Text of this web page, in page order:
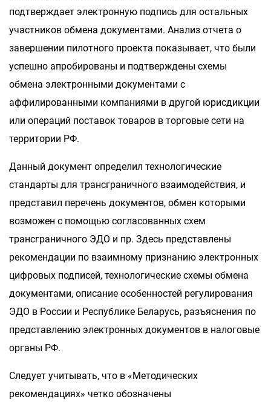
подтверждает электронную подпись для остальных
участников обмена документами. Анализ отчета о
завершении пилотного проекта показывает, что были
успешно апробированы и подтверждены схемы
обмена электронными документами с
аффилированными компаниями в другой юрисдикции
или операций поставок товаров в торговые сети на
территории РФ.
Данный документ определил технологические
стандарты для трансграничного взаимодействия, и
представил перечень документов, обмен которыми
возможен с помощью согласованных схем
трансграничного ЭДО и пр. Здесь представлены
рекомендации по взаимному признанию электронных
цифровых подписей, технологические схемы обмена
документами, описание особенностей регулирования
ЭДО в России и Республике Беларусь, разъяснения по
представлению электронных документов в налоговые
органы РФ.
Следует учитывать, что в «Методических
рекомендациях» четко обозначены